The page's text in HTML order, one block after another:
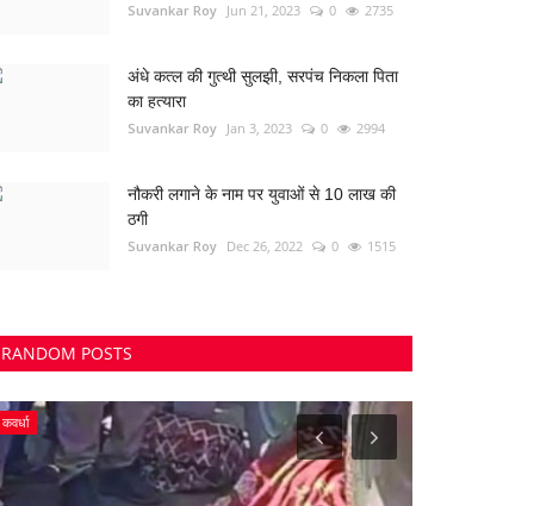
Suvankar Roy Jun 21, 2023 0 2735
अंधे कत्ल की गुत्थी सुलझी, सरपंच निकला पिता
का हत्यारा
Suvankar Roy Jan 3, 2023 0 2994
नौकरी लगाने के नाम पर युवाओं से 10 लाख की
ठगी
Suvankar Roy Dec 26, 2022 0 1515
RANDOM POSTS
बंगाल